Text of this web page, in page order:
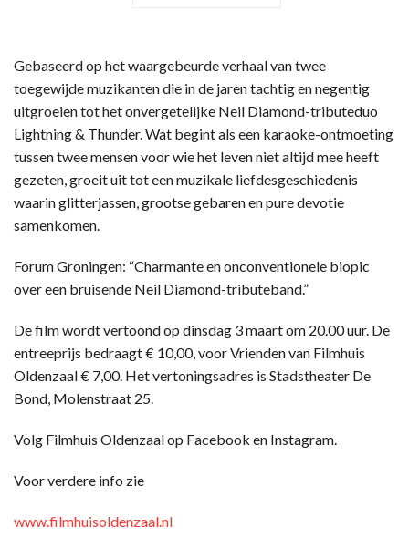
Gebaseerd op het waargebeurde verhaal van twee
toegewijde muzikanten die in de jaren tachtig en negentig
uitgroeien tot het onvergetelijke Neil Diamond-tributeduo
Lightning & Thunder. Wat begint als een karaoke-ontmoeting
tussen twee mensen voor wie het leven niet altijd mee heeft
gezeten, groeit uit tot een muzikale liefdesgeschiedenis
waarin glitterjassen, grootse gebaren en pure devotie
samenkomen.
Forum Groningen: “Charmante en onconventionele biopic
over een bruisende Neil Diamond-tributeband.”
De film wordt vertoond op dinsdag 3 maart om 20.00 uur. De
entreeprijs bedraagt € 10,00, voor Vrienden van Filmhuis
Oldenzaal € 7,00. Het vertoningsadres is Stadstheater De
Bond, Molenstraat 25.
Volg Filmhuis Oldenzaal op Facebook en Instagram.
Voor verdere info zie
www.filmhuisoldenzaal.nl